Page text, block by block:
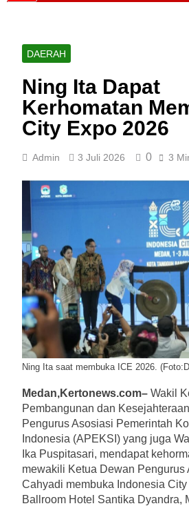
DAERAH
Ning Ita Dapat
Kerhomatan
City Expo 2026
Admin 3 Juli 2026 0 3
Ning Ita saat membuka ICE 2026.
Medan,Kertonews.com– Wakil
Pembangunan dan
Pengurus Asosiasi Pemerintah
Indonesia (APEKSI) yang juga
Ika Puspitasari, mendapat
mewakili Ketua Dewan Pengurus
Cahyadi membuka Indonesia
Ballroom Hotel Santika Dyandra,